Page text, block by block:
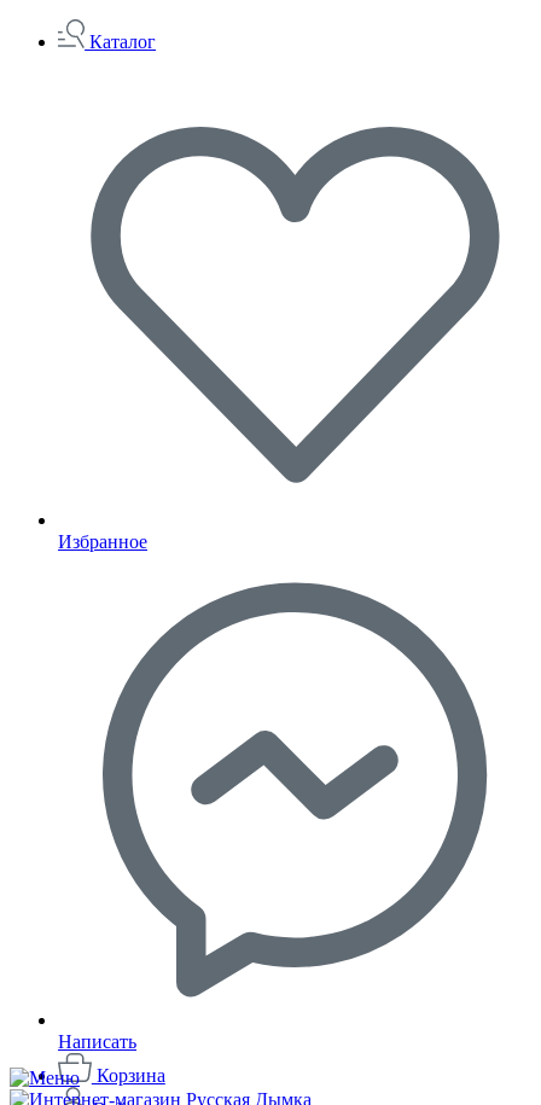
Каталог
Избранное
Написать
Корзина